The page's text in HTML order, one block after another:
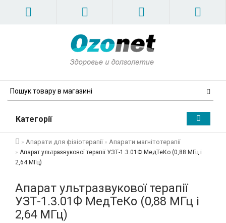
Категорії
Апарати для фізіотерапії Апарати магнітотерапії
Апарат ультразвукової терапії УЗТ-1.3.01Ф МедТеКо (0,88 МГц і
2,64 МГц)
Апарат ультразвукової терапії
УЗТ-1.3.01Ф МедТеКо (0,88 МГц і
2,64 МГц)